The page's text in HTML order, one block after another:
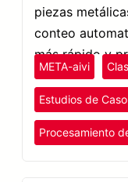
piezas
conteo
más rápido y
META-aivi
Estudios de Caso
Procesamiento